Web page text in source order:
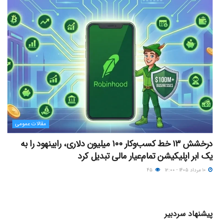
مقالات عمومی
درخشش ۱۳ خط کسب‌وکار ۱۰۰ میلیون دلاری، رابینهود را به
یک ابر اپلیکیشن تمام‌عیار مالی تبدیل کرد
پیشنهاد سردبیر